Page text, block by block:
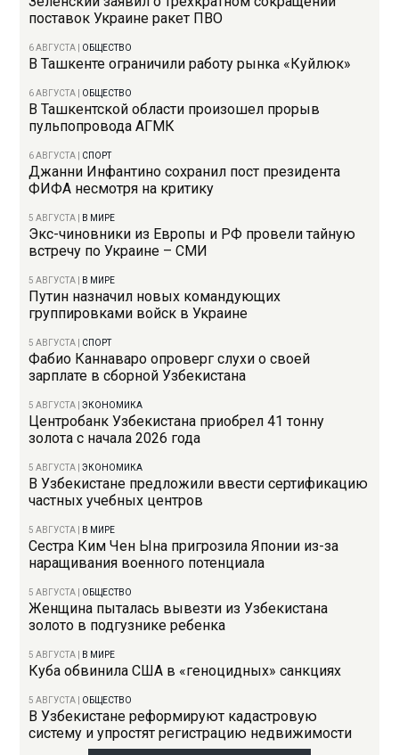
поставок Украине ракет ПВО
6 АВГУСТА ОБЩЕСТВО
В Ташкенте ограничили работу рынка «Куйлюк»
6 АВГУСТА ОБЩЕСТВО
В Ташкентской области произошел прорыв
пульпопровода АГМК
6 АВГУСТА СПОРТ
Джанни Инфантино сохранил пост президента
ФИФА несмотря на критику
5 АВГУСТА В МИРЕ
Экс-чиновники из Европы и РФ провели тайную
встречу по Украине – СМИ
5 АВГУСТА В МИРЕ
Путин назначил новых командующих
группировками войск в Украине
5 АВГУСТА СПОРТ
Фабио Каннаваро опроверг слухи о своей
зарплате в сборной Узбекистана
5 АВГУСТА |ЭКОНОМИКА
Центробанк Узбекистана приобрел 41 тонну
золота с начала 2026 года
5 АВГУСТА |ЭКОНОМИКА
В Узбекистане предложили ввести сертификацию
частных учебных центров
5 АВГУСТА В МИРЕ
Сестра Ким Чен Ына пригрозила Японии из-за
наращивания военного потенциала
5 АВГУСТА ОБЩЕСТВО
Женщина пыталась вывезти из Узбекистана
золото в подгузнике ребенка
5 АВГУСТА В МИРЕ
Куба обвинила США в «геноцидных» санкциях
5 АВГУСТА ОБЩЕСТВО
В Узбекистане реформируют кадастровую
систему и упростят регистрацию недвижимости